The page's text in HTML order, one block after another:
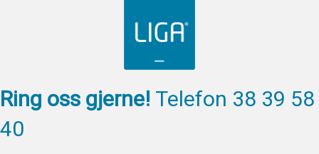
Ring oss gjerne! Telefon 38 39 58
40